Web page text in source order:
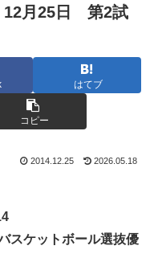
12月25日 第2試
はてブ
コピー
2014.12.25 2026.05.18
スケットボール選抜優